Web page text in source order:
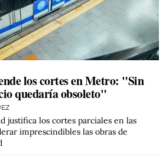
los cortes en Metro: "Sin
quedaría obsoleto"
justifica los cortes parciales en las
imprescindibles las obras de